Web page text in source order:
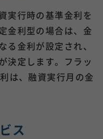
実行時の基準金利を
金利型の場合は、金
る金利が設定され、
決定します。フラッ
は、融資実行月の金
ス